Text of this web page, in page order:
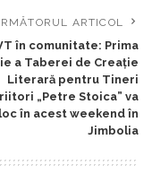
ARTICOL
în comunitate: Prima
a Taberei de Creație
Literară pentru Tineri
„Petre Stoica” va
în acest weekend în
Jimbolia